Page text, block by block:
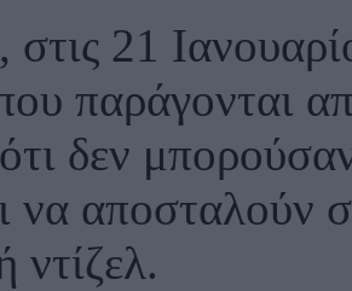
στις 21
παράγονται
δεν
να αποσταλούν
ντίζελ.